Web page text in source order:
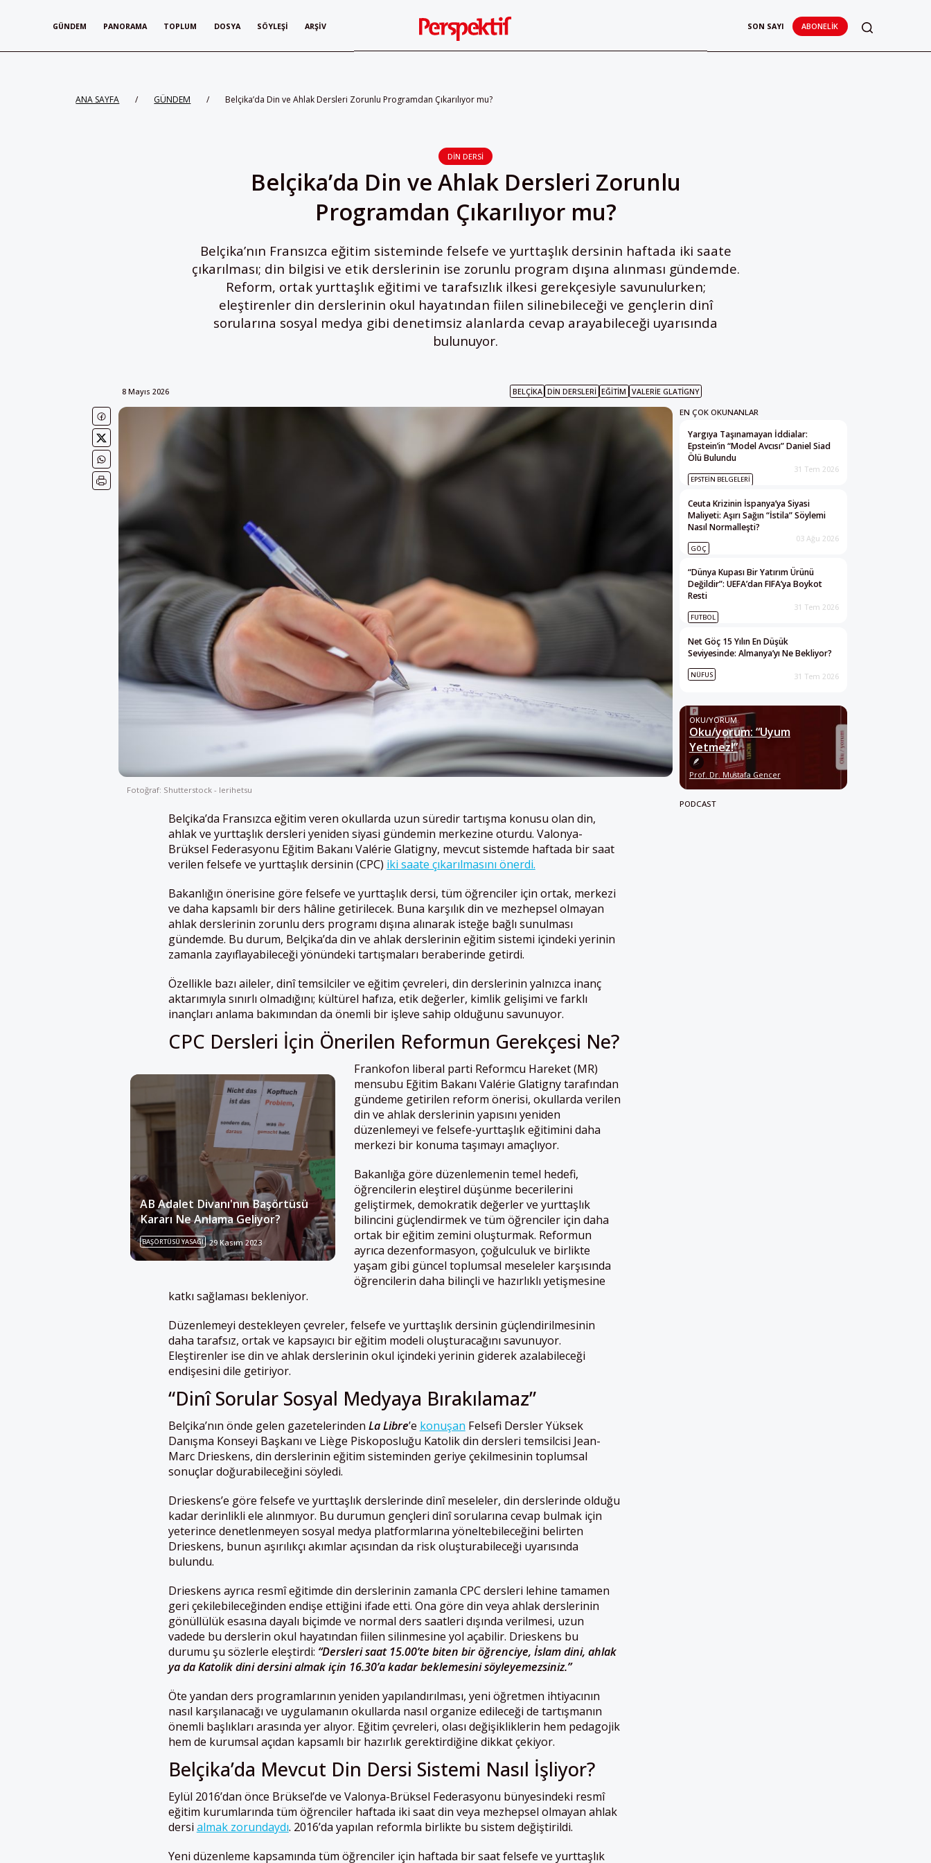
GÜNDEM PANORAMA TOPLUM DOSYA SÖYLEŞI ARŞIV SON SAYI ABONELIK
ANA SAYFA / GÜNDEM / Belçika’da Din ve Ahlak Dersleri Zorunlu Programdan Çıkarılıyor mu?
DIN DERSI
Belçika’da Din ve Ahlak Dersleri Zorunlu
Programdan Çıkarılıyor mu?
Belçika’nın Fransızca eğitim sisteminde felsefe ve yurttaşlık dersinin haftada iki saate
çıkarılması; din bilgisi ve etik derslerinin ise zorunlu program dışına alınması gündemde.
Reform, ortak yurttaşlık eğitimi ve tarafsızlık ilkesi gerekçesiyle savunulurken;
eleştirenler din derslerinin okul hayatından fiilen silinebileceği ve gençlerin dinî
sorularına sosyal medya gibi denetimsiz alanlarda cevap arayabileceği uyarısında
bulunuyor.
8 Mayıs 2026 BELÇIKA DIN DERSLERI EĞITIM VALERIE GLATIGNY
Fotoğraf: Shutterstock - Ierihetsu
Belçika’da Fransızca eğitim veren okullarda uzun süredir tartışma konusu olan din,
ahlak ve yurttaşlık dersleri yeniden siyasi gündemin merkezine oturdu. Valonya-
Brüksel Federasyonu Eğitim Bakanı Valérie Glatigny, mevcut sistemde haftada bir saat
verilen felsefe ve yurttaşlık dersinin (CPC) iki saate çıkarılmasını önerdi.
Bakanlığın önerisine göre felsefe ve yurttaşlık dersi, tüm öğrenciler için ortak, merkezi
ve daha kapsamlı bir ders hâline getirilecek. Buna karşılık din ve mezhepsel olmayan
ahlak derslerinin zorunlu ders programı dışına alınarak isteğe bağlı sunulması
gündemde. Bu durum, Belçika’da din ve ahlak derslerinin eğitim sistemi içindeki yerinin
zamanla zayıflayabileceği yönündeki tartışmaları beraberinde getirdi.
Özellikle bazı aileler, dinî temsilciler ve eğitim çevreleri, din derslerinin yalnızca inanç
aktarımıyla sınırlı olmadığını; kültürel hafıza, etik değerler, kimlik gelişimi ve farklı
inançları anlama bakımından da önemli bir işleve sahip olduğunu savunuyor.
CPC Dersleri İçin Önerilen Reformun Gerekçesi Ne?
AB Adalet Divanı'nın Başörtüsü
Kararı Ne Anlama Geliyor?
BAŞÖRTÜSÜ YASAĞI 29 Kasım 2023
Frankofon liberal parti Reformcu Hareket (MR)
mensubu Eğitim Bakanı Valérie Glatigny tarafından
gündeme getirilen reform önerisi, okullarda verilen
din ve ahlak derslerinin yapısını yeniden
düzenlemeyi ve felsefe-yurttaşlık eğitimini daha
merkezi bir konuma taşımayı amaçlıyor.
Bakanlığa göre düzenlemenin temel hedefi,
öğrencilerin eleştirel düşünme becerilerini
geliştirmek, demokratik değerler ve yurttaşlık
bilincini güçlendirmek ve tüm öğrenciler için daha
ortak bir eğitim zemini oluşturmak. Reformun
ayrıca dezenformasyon, çoğulculuk ve birlikte
yaşam gibi güncel toplumsal meseleler karşısında
öğrencilerin daha bilinçli ve hazırlıklı yetişmesine
katkı sağlaması bekleniyor.
Düzenlemeyi destekleyen çevreler, felsefe ve yurttaşlık dersinin güçlendirilmesinin
daha tarafsız, ortak ve kapsayıcı bir eğitim modeli oluşturacağını savunuyor.
Eleştirenler ise din ve ahlak derslerinin okul içindeki yerinin giderek azalabileceği
endişesini dile getiriyor.
“Dinî Sorular Sosyal Medyaya Bırakılamaz”
Belçika’nın önde gelen gazetelerinden La Libre’e konuşan Felsefi Dersler Yüksek
Danışma Konseyi Başkanı ve Liège Piskoposluğu Katolik din dersleri temsilcisi Jean-
Marc Drieskens, din derslerinin eğitim sisteminden geriye çekilmesinin toplumsal
sonuçlar doğurabileceğini söyledi.
Drieskens’e göre felsefe ve yurttaşlık derslerinde dinî meseleler, din derslerinde olduğu
kadar derinlikli ele alınmıyor. Bu durumun gençleri dinî sorularına cevap bulmak için
yeterince denetlenmeyen sosyal medya platformlarına yöneltebileceğini belirten
Drieskens, bunun aşırılıkçı akımlar açısından da risk oluşturabileceği uyarısında
bulundu.
Drieskens ayrıca resmî eğitimde din derslerinin zamanla CPC dersleri lehine tamamen
geri çekilebileceğinden endişe ettiğini ifade etti. Ona göre din veya ahlak derslerinin
gönüllülük esasına dayalı biçimde ve normal ders saatleri dışında verilmesi, uzun
vadede bu derslerin okul hayatından fiilen silinmesine yol açabilir. Drieskens bu
durumu şu sözlerle eleştirdi: “Dersleri saat 15.00’te biten bir öğrenciye, İslam dini, ahlak
ya da Katolik dini dersini almak için 16.30’a kadar beklemesini söyleyemezsiniz.”
Öte yandan ders programlarının yeniden yapılandırılması, yeni öğretmen ihtiyacının
nasıl karşılanacağı ve uygulamanın okullarda nasıl organize edileceği de tartışmanın
önemli başlıkları arasında yer alıyor. Eğitim çevreleri, olası değişikliklerin hem pedagojik
hem de kurumsal açıdan kapsamlı bir hazırlık gerektirdiğine dikkat çekiyor.
Belçika’da Mevcut Din Dersi Sistemi Nasıl İşliyor?
Eylül 2016’dan önce Brüksel’de ve Valonya-Brüksel Federasyonu bünyesindeki resmî
eğitim kurumlarında tüm öğrenciler haftada iki saat din veya mezhepsel olmayan ahlak
dersialmak zorundaydı. 2016’da yapılan reformla birlikte bu sistem değiştirildi.
Yeni düzenleme kapsamında tüm öğrenciler için haftada bir saat felsefe ve yurttaşlık
EN ÇOK OKUNANLAR
Yargıya Taşınamayan İddialar:
Epstein’in “Model Avcısı” Daniel Siad
Ölü Bulundu
EPSTEIN BELGELERI
31 Tem 2026
Ceuta Krizinin İspanya’ya Siyasi
Maliyeti: Aşırı Sağın “İstila” Söylemi
Nasıl Normalleşti?
GÖÇ
03 Ağu 2026
“Dünya Kupası Bir Yatırım Ürünü
Değildir”: UEFA’dan FIFA’ya Boykot
Resti
FUTBOL
31 Tem 2026
Net Göç 15 Yılın En Düşük
Seviyesinde: Almanya’yı Ne Bekliyor?
NÜFUS 31 Tem 2026
OKU/YORUM
Oku/yorum: “Uyum
Yetmez!”
Prof. Dr. Mustafa Gencer
PODCAST